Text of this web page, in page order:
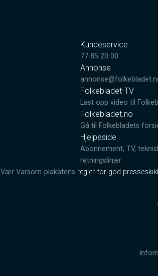
Kundeservice
77 85 20 00
Annonse
Folkebladet-TV
Last opp video til
Folkebladet.no
Gå til Folkebladets
Hjelpeside
Abonnement, TV,
retningslinjer
Vær Varsom-plakatens regler for god